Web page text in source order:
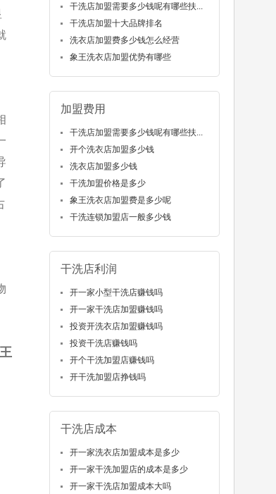
干洗店加盟需要多少钱呢有哪些扶...
干洗店加盟十大品牌排名
洗衣店加盟费多少钱怎么经营
象王洗衣店加盟优势有哪些
加盟费用
干洗店加盟需要多少钱呢有哪些扶...
开个洗衣店加盟多少钱
洗衣店加盟多少钱
干洗加盟价格是多少
象王洗衣店加盟费是多少呢
干洗连锁加盟店一般多少钱
干洗店利润
开一家小型干洗店赚钱吗
开一家干洗店加盟赚钱吗
投资开洗衣店加盟赚钱吗
投资干洗店赚钱吗
开个干洗加盟店赚钱吗
开干洗加盟店挣钱吗
干洗店成本
开一家洗衣店加盟成本是多少
开一家干洗加盟店的成本是多少
开一家干洗店加盟成本大吗